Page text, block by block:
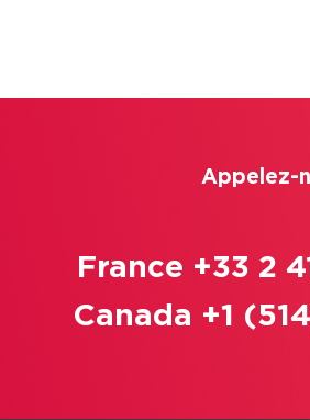
Appelez-
France +33 2
Canada +1